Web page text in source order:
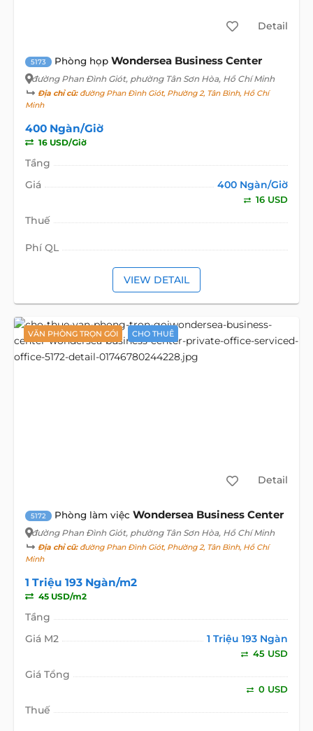
Detail
5173 Phòng họp Wondersea Business Center
đường Phan Đình Giót, phường Tân Sơn Hòa, Hồ Chí Minh
Địa chỉ cũ:đường Phan Đình Giót, Phường 2, Tân Bình, Hồ Chí
Minh
400 Ngàn/Giờ
16 USD/Giờ
Tầng
Giá
400 Ngàn/Giờ
16 USD
Thuế
Phí QL
VIEW DETAIL
VĂN PHÒNG TRỌN GÓI CHO THUÊ
Detail
5172 Phòng làm việc Wondersea Business Center
đường Phan Đình Giót, phường Tân Sơn Hòa, Hồ Chí Minh
Địa chỉ cũ:đường Phan Đình Giót, Phường 2, Tân Bình, Hồ Chí
Minh
1 Triệu 193 Ngàn/m2
45 USD/m2
Tầng
Giá M2
1 Triệu 193 Ngàn
45 USD
Giá Tổng
0 USD
Thuế